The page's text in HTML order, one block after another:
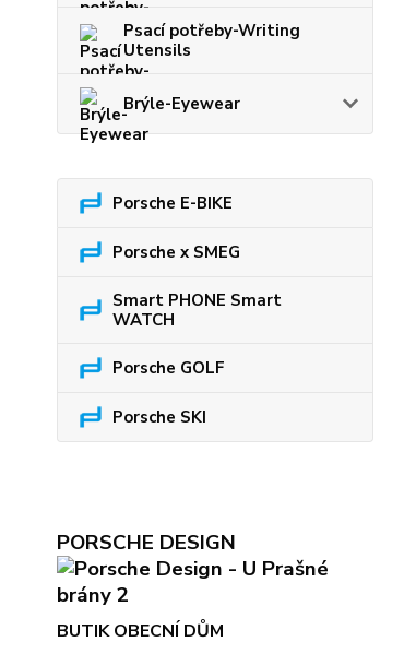
Psací potřeby-Writing
Utensils
Brýle-Eyewear
Porsche E-BIKE
Porsche x SMEG
Smart PHONE Smart
WATCH
Porsche GOLF
Porsche SKI
PORSCHE DESIGN
BUTIK OBECNÍ DŮM